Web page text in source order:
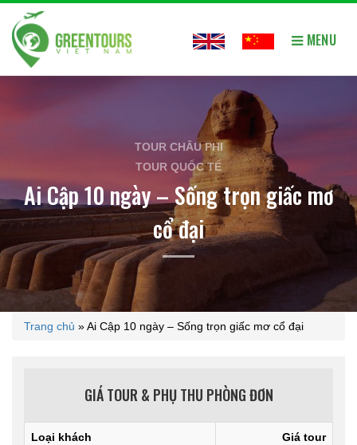
MENU
TOUR CHÂU PHI
TOUR QUỐC TẾ
Ai Cập 10 ngày – Sống trọn giấc mơ
cổ đại
Trang chủ »Ai Cập 10 ngày – Sống trọn giấc mơ cổ đại
GIÁ TOUR & PHỤ THU PHÒNG ĐƠN
Loại khách Giá tour